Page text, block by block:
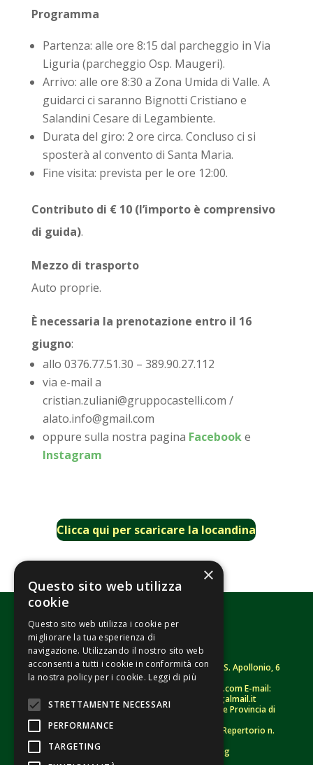
Programma
Partenza: alle ore 8:15 dal parcheggio in Via
Liguria (parcheggio Osp. Maugeri).
Arrivo: alle ore 8:30 a Zona Umida di Valle. A
guidarci ci saranno Bignotti Cristiano e
Salandini Cesare di Legambiente.
Durata del giro: 2 ore circa. Concluso ci si
sposterà al convento di Santa Maria.
Fine visita: prevista per le ore 12:00.
Contributo di € 10 (l’importo è comprensivo
di guida).
Mezzo di trasporto
Auto proprie.
È necessaria la prenotazione entro il 16
giugno:
allo 0376.77.51.30 – 389.90.27.112
via e-mail a
cristian.zuliani@gruppocastelli.com /
alato.info@gmail.com
oppure sulla nostra pagina Facebooke
Instagram
Clicca qui per scaricare la locandina
Fondazione Senza Frontiere – ETS |Strada S. Apollonio, 6
– 46042 Castel Goffredo (MN)
– Sito: www.senzafrontiere.com E-mail:
tenuapol@gmail.com– Pec:tenuapol@legalmail.it
C. F. 90008460207 – Registro persone giuridiche Provincia di
Mantova n. 243 (sospeso)
Registro Unico Nazionale del Terzo Settore – Repertorio n.
Informativa Privacy
Whistleblowing
×
Questo sito web utilizza
cookie
Questo sito web utilizza i cookie per
migliorare la tua esperienza di
navigazione. Utilizzando il nostro sito web
acconsenti a tutti i cookie in conformità con
la nostra policy per i cookie. Leggi di più
STRETTAMENTE NECESSARI
PERFORMANCE
TARGETING